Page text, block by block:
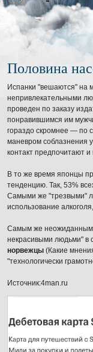
Половина
Испанки "вешаются" на
непривлекательными
проведен по заказу
понравившимся им
гораздо скромнее — по
маневром соблазнения
контакт предпочитают
В то же время японцы
тенденцию. Так, 53%
Самыми же "трезвыми"
использование
Самым же неожиданным
некрасивыми людьми" в
норвежцы (Какие
"технологически
Источник:4man.ru